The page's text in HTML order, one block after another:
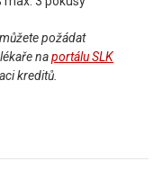
požádat
naportálu SLK
kreditů.